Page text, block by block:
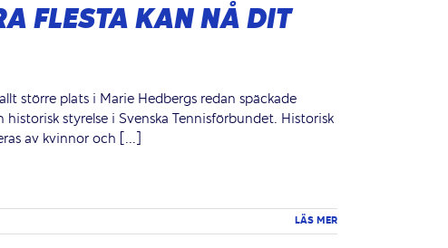
FLESTA KAN NÅ DIT
större plats i Marie Hedbergs redan späckade
styrelse i Svenska Tennisförbundet. Historisk
av kvinnor och [...]
LÄS MER